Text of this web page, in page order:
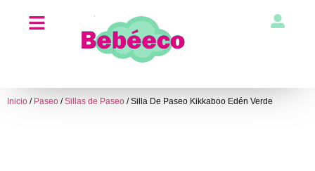
Inicio / Paseo /Sillas de Paseo / Silla De Paseo Kikkaboo Edén Verde